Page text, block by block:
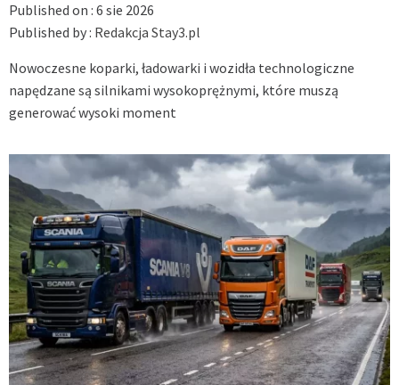
Published on : 6 sie 2026
Published by : Redakcja Stay3.pl
Nowoczesne koparki, ładowarki i wozidła technologiczne
napędzane są silnikami wysokoprężnymi, które muszą
generować wysoki moment